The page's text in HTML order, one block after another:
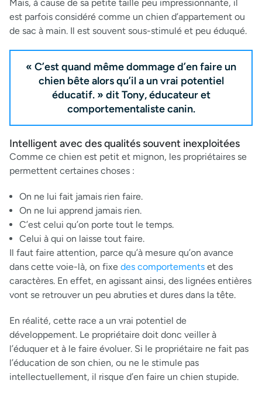
Mais, à cause de sa petite taille peu impressionnante, il
est parfois considéré comme un chien d’appartement ou
de sac à main. Il est souvent sous-stimulé et peu éduqué.
« C’est quand même dommage d’en faire un
chien bête alors qu’il a un vrai potentiel
éducatif. » dit Tony, éducateur et
comportementaliste canin.
Intelligent avec des qualités souvent inexploitées
Comme ce chien est petit et mignon, les propriétaires se
permettent certaines choses :
On ne lui fait jamais rien faire.
On ne lui apprend jamais rien.
C’est celui qu’on porte tout le temps.
Celui à qui on laisse tout faire.
Il faut faire attention, parce qu’à mesure qu’on avance
dans cette voie-là, on fixe des comportements et des
caractères. En effet, en agissant ainsi, des lignées entières
vont se retrouver un peu abruties et dures dans la tête.
En réalité, cette race a un vrai potentiel de
développement. Le propriétaire doit donc veiller à
l’éduquer et à le faire évoluer. Si le propriétaire ne fait pas
l’éducation de son chien, ou ne le stimule pas
intellectuellement, il risque d’en faire un chien stupide.